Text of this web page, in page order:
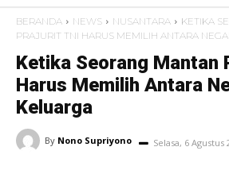
BERANDA NEWS NUSANTARA
KETIKA
PRAJURIT TNI HARUS MEMILIH ANTARA
Ketika Seorang Mantan
Harus Memilih Antara
Keluarga
By Nono Supriyono Selasa, 6 Agustus